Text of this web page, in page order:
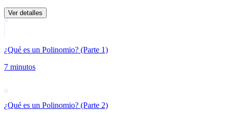
Ver detalles
¿Qué es un Polinomio? (Parte 1)
7 minutos
¿Qué es un Polinomio? (Parte 2)